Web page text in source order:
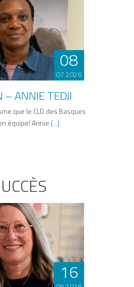
08
07 2026
ANNIE TEDJI
que le CLD des Basques
équipe! Annie [...]
16